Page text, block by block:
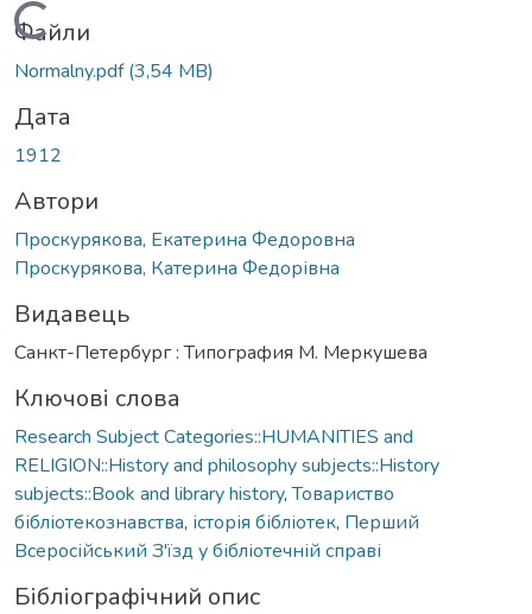
Вантажиться...
Файли
Normalny.pdf(3,54 MB)
Дата
1912
Автори
Проскурякова, Екатерина Федоровна
Проскурякова, Катерина Федорівна
Видавець
Санкт-Петербург : Типография М. Меркушева
Ключові слова
Research Subject Categories::HUMANITIES and
RELIGION::History and philosophy subjects::History
subjects::Book and library history,Товариство
бібліотекознавства, історія бібліотек, Перший
Всеросійський З'їзд у бібліотечній справі
Бібліографічний опис